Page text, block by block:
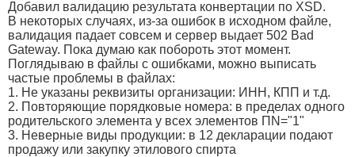
Добавил валидацию результата конвертации по XSD.
В некоторых случаях, из-за ошибок в исходном файле,
валидация падает совсем и сервер выдает 502 Bad
Gateway. Пока думаю как побороть этот момент.
Поглядываю в файлы с ошибками, можно выписать
частые проблемы в файлах:
1. Не указаны реквизиты организации: ИНН, КПП и т.д.
2. Повторяющие порядковые номера: в пределах одного
родительского элемента у всех элементов ПN="1"
3. Неверные виды продукции: в 12 декларации подают
продажу или закупку этилового спирта